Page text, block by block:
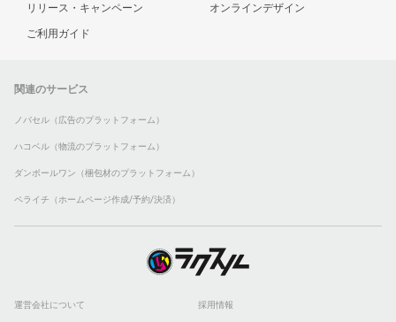
リリース・キャンペーン
ご利用ガイド
オンラインデザイン
関連のサービス
ノバセル（広告のプラットフォーム）
ハコベル（物流のプラットフォーム）
ダンボールワン（梱包材のプラットフォーム）
ペライチ（ホームページ作成/予約/決済）
運営会社について 採用情報